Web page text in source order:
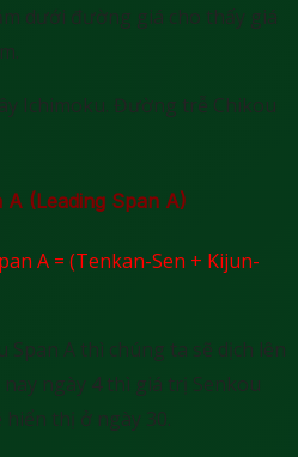
dưới đường giá cho thấy giá
(Leading Span A)
A = (Tenkan-Sen + Kijun-
A thì chúng ta sẽ dịch lên
ngày 4 thì giá trị Senkou
hiển thị ở ngày 30.